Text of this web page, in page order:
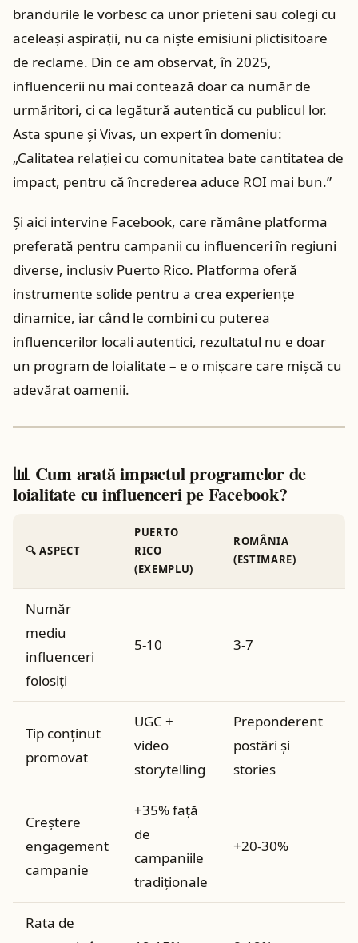
brandurile le vorbesc ca unor prieteni sau colegi cu
aceleași aspirații, nu ca niște emisiuni plictisitoare
de reclame. Din ce am observat, în 2025,
influencerii nu mai contează doar ca număr de
urmăritori, ci ca legătură autentică cu publicul lor.
Asta spune și Vivas, un expert în domeniu:
„Calitatea relației cu comunitatea bate cantitatea de
impact, pentru că încrederea aduce ROI mai bun.”
Și aici intervine Facebook, care rămâne platforma
preferată pentru campanii cu influenceri în regiuni
diverse, inclusiv Puerto Rico. Platforma oferă
instrumente solide pentru a crea experiențe
dinamice, iar când le combini cu puterea
influencerilor locali autentici, rezultatul nu e doar
un program de loialitate – e o mișcare care mișcă cu
adevărat oamenii.
📊 Cum arată impactul programelor de
loialitate cu influenceri pe Facebook?
🔍 ASPECT
PUERTO
RICO
(EXEMPLU)
ROMÂNIA
(ESTIMARE)
Număr
mediu
influenceri
folosiți
5-10 3-7
Tip conținut
promovat
UGC +
video
storytelling
Preponderent
postări și
stories
Creștere
engagement
campanie
+35% față
de
campaniile
tradiționale
+20-30%
Rata de